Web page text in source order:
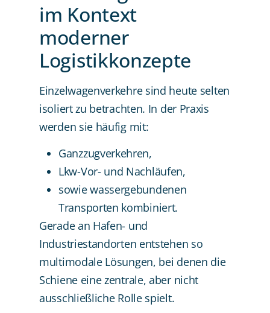
im Kontext
moderner
Logistikkonzepte
Einzelwagenverkehre sind heute selten
isoliert zu betrachten. In der Praxis
werden sie häufig mit:
Ganzzugverkehren,
Lkw-Vor- und Nachläufen,
sowie wassergebundenen
Transporten kombiniert.
Gerade an Hafen- und
Industriestandorten entstehen so
multimodale Lösungen, bei denen die
Schiene eine zentrale, aber nicht
ausschließliche Rolle spielt.